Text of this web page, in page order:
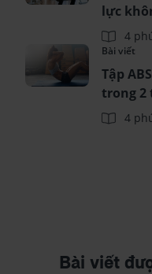
lực
4
Bài viết
Tập
trong 2
4
Bài viết